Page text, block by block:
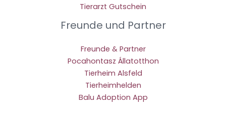
Tierarzt Gutschein
Freunde und Partner
Freunde & Partner
Pocahontasz Állatotthon
Tierheim Alsfeld
Tierheimhelden
Balu Adoption App